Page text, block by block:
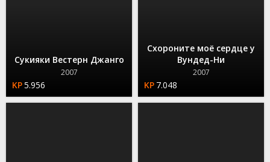
Сукияки Вестерн Джанго
2007
5.956
Схороните моё сердце у
Вундед-Ни
2007
7.048